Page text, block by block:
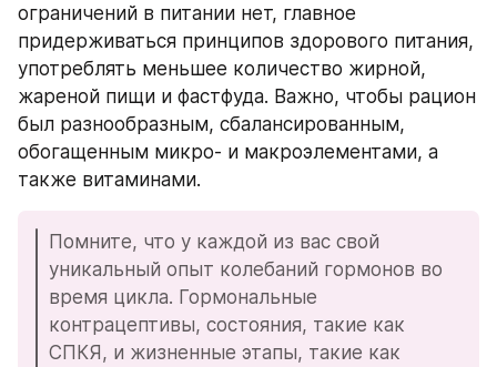
ограничений в питании нет, главное
придерживаться принципов здорового питания,
употреблять меньшее количество жирной,
жареной пищи и фастфуда. Важно, чтобы рацион
был разнообразным, сбалансированным,
обогащенным микро- и макроэлементами, а
также витаминами.
Помните, что у каждой из вас свой
уникальный опыт колебаний гормонов во
время цикла. Гормональные
контрацептивы, состояния, такие как
СПКЯ, и жизненные этапы, такие как